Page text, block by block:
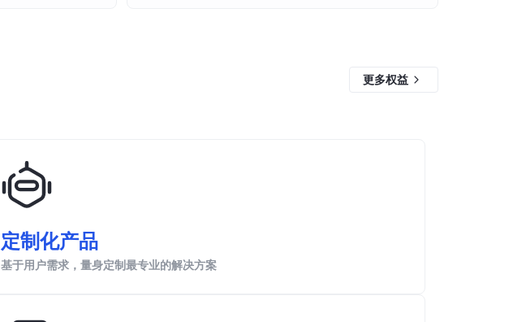
更多权益
定制化产品
基于用户需求，量身定制最专业的解决方案